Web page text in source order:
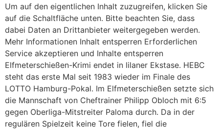
Um auf den eigentlichen Inhalt zuzugreifen, klicken Sie
auf die Schaltfläche unten. Bitte beachten Sie, dass
dabei Daten an Drittanbieter weitergegeben werden.
Mehr Informationen Inhalt entsperren Erforderlichen
Service akzeptieren und Inhalte entsperren
Elfmeterschießen-Krimi endet in lilaner Ekstase. HEBC
steht das erste Mal seit 1983 wieder im Finale des
LOTTO Hamburg-Pokal. Im Elfmeterschießen setzte sich
die Mannschaft von Cheftrainer Philipp Obloch mit 6:5
gegen Oberliga-Mitstreiter Paloma durch. Da in der
regulären Spielzeit keine Tore fielen, fiel die